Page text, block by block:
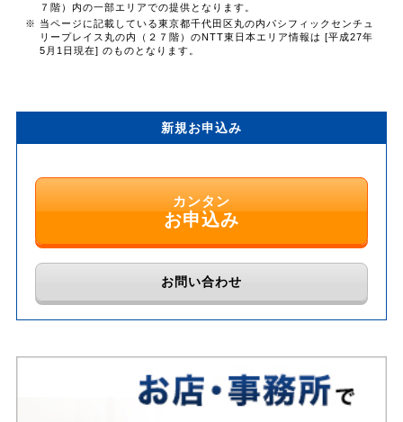
７階）内の一部エリアでの提供となります。
※ 当ページに記載している東京都千代田区丸の内パシフィックセンチュ
リープレイス丸の内（２７階）のNTT東日本エリア情報は [平成27年
5月1日現在] のものとなります。
新規お申込み
カンタン
お申込み
お問い合わせ